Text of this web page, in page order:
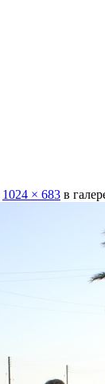
1024 × 683 в